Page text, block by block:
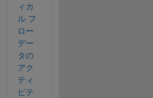
ィカ
ル フ
ロー
デー
タの
アク
ティ
ビテ